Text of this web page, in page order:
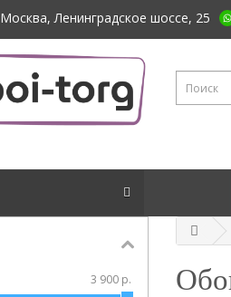
Москва, Ленинградское шоссе, 25
3 900 р.